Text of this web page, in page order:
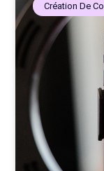
Création De